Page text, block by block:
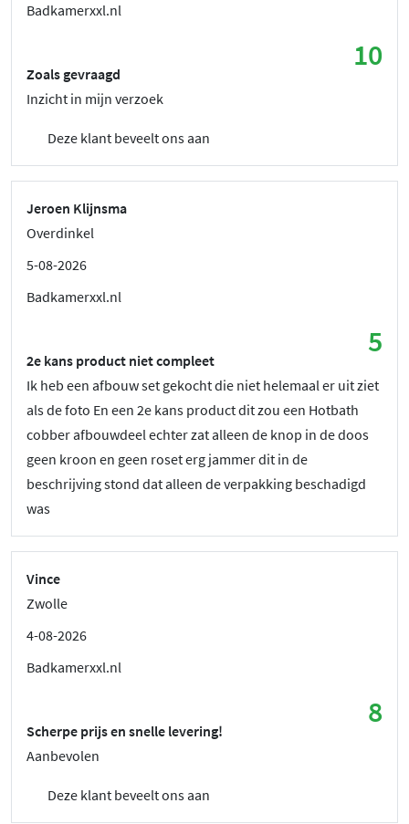
Badkamerxxl.nl
10
Zoals gevraagd
Inzicht in mijn verzoek
Deze klant beveelt ons aan
Jeroen Klijnsma
Overdinkel
5-08-2026
Badkamerxxl.nl
5
2e kans product niet compleet
Ik heb een afbouw set gekocht die niet helemaal er uit ziet
als de foto En een 2e kans product dit zou een Hotbath
cobber afbouwdeel echter zat alleen de knop in de doos
geen kroon en geen roset erg jammer dit in de
beschrijving stond dat alleen de verpakking beschadigd
was
Vince
Zwolle
4-08-2026
Badkamerxxl.nl
8
Scherpe prijs en snelle levering!
Aanbevolen
Deze klant beveelt ons aan